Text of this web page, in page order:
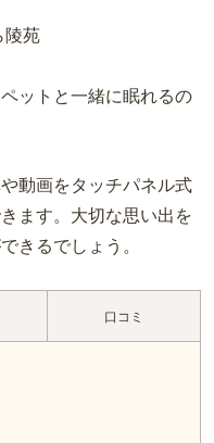
ットと一緒に眠れるの
動画をタッチパネル式
ます。大切な思い出を
きるでしょう。
口コミ